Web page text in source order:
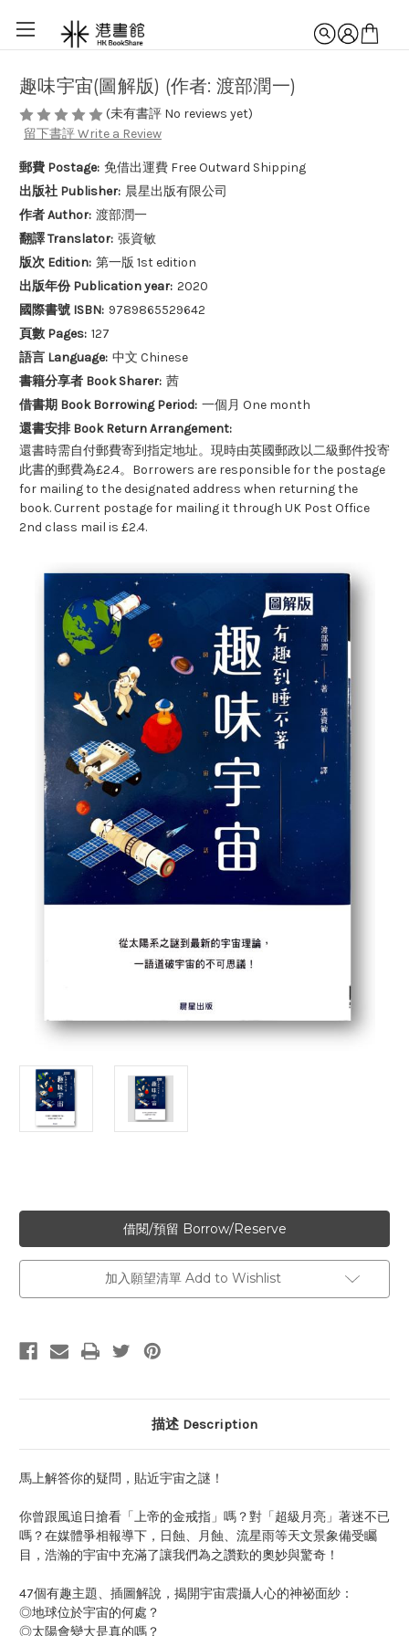
趣味宇宙(圖解版) (作者: 渡部潤一)
(未有書評 No reviews yet)
留下書評 Write a Review
郵費 Postage: 免借出運費 Free Outward Shipping
出版社 Publisher: 晨星出版有限公司
作者 Author: 渡部潤一
翻譯 Translator: 張資敏
版次 Edition: 第一版 1st edition
出版年份 Publication year: 2020
國際書號 ISBN: 9789865529642
頁數 Pages: 127
語言 Language: 中文 Chinese
書籍分享者 Book Sharer: 茜
借書期 Book Borrowing Period: 一個月 One month
還書安排 Book Return Arrangement:
還書時需自付郵費寄到指定地址。現時由英國郵政以二級郵件投寄
此書的郵費為£2.4。Borrowers are responsible for the postage
for mailing to the designated address when returning the
book. Current postage for mailing it through UK Post Office
2nd class mail is £2.4.
加入願望清單 Add to Wishlist
描述 Description
馬上解答你的疑問，貼近宇宙之謎！
你曾跟風追日搶看「上帝的金戒指」嗎？對「超級月亮」著迷不已
嗎？在媒體爭相報導下，日蝕、月蝕、流星雨等天文景象備受矚
目，浩瀚的宇宙中充滿了讓我們為之讚歎的奧妙與驚奇！
47個有趣主題、插圖解說，揭開宇宙震攝人心的神祕面紗：
◎地球位於宇宙的何處？
◎太陽會變大是真的嗎？